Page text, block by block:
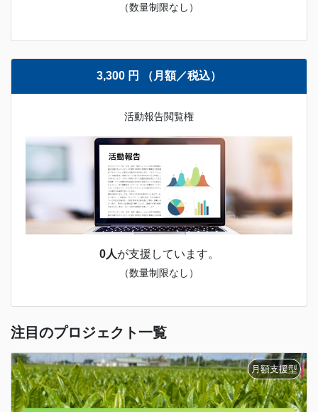
（数量制限なし）
3,300 円 （月額／税込）
活動報告閲覧権
0人が支援しています。
（数量制限なし）
注目のプロジェクト一覧